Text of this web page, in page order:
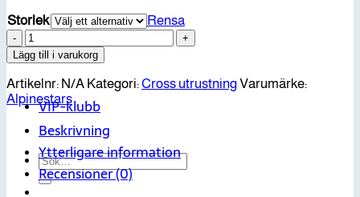
Kontakt
VIP-klubb
Sök
efter:
Storlek
Rensa
Alpinestars
Stövel
Tech
5
-
Svart
mängd
Lägg till i varukorg
Artikelnr: N/A Kategori:Cross utrustningVarumärke:
Alpinestars
Beskrivning
Ytterligare information
Recensioner (0)